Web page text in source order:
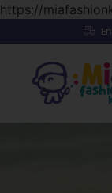
https://